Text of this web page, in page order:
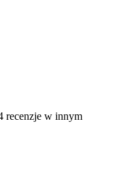
recenzje w innym